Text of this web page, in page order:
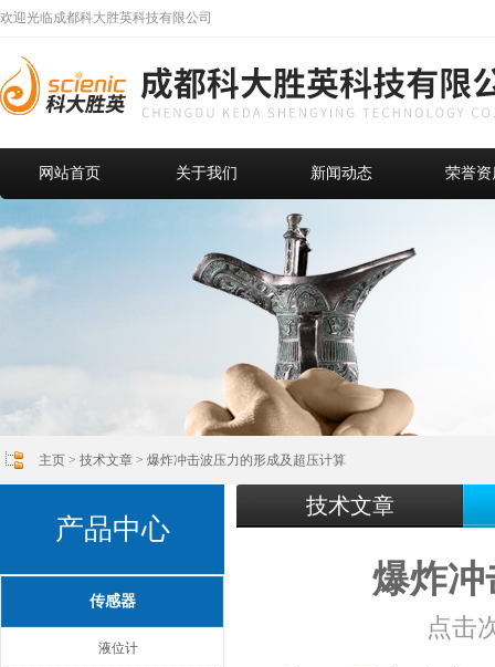
欢迎光临成都科大胜英科技有限公司
网站首页 关于我们 新闻动态 荣誉资
主页 > 技术文章 > 爆炸冲击波压力的形成及超压计算
产品中心
传感器
液位计
技术文章
爆炸冲
点击